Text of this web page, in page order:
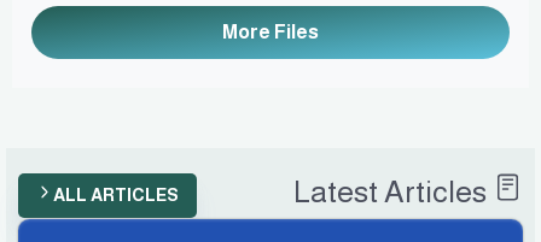
More Files
ALL ARTICLES